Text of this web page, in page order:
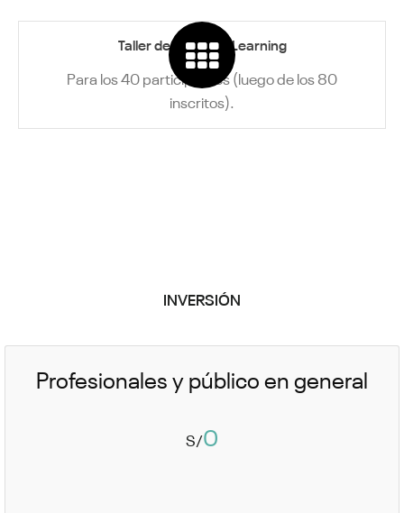
Taller de Machine Learning
Para los 40 participantes (luego de los 80
inscritos).
INVERSIÓN
Profesionales y público en general
S/0